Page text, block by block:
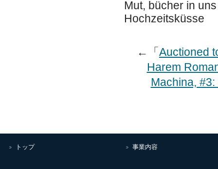
Mut, bücher in
Hochzeitsküsse
←「Auctioned
Harem
Machina,
トップ 事業内容